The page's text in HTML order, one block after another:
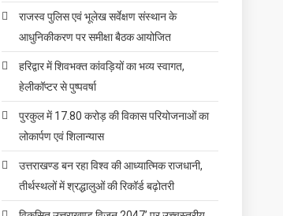
राजस्व पुलिस एवं भूलेख सर्वेक्षण संस्थान के
आधुनिकीकरण पर समीक्षा बैठक आयोजित
हरिद्वार में शिवभक्त कांवड़ियों का भव्य स्वागत,
हेलीकॉप्टर से पुष्पवर्षा
पुरकुल में 17.80 करोड़ की विकास परियोजनाओं का
लोकार्पण एवं शिलान्यास
उत्तराखण्ड बन रहा विश्व की आध्यात्मिक राजधानी,
तीर्थस्थलों में श्रद्धालुओं की रिकॉर्ड बढ़ोतरी